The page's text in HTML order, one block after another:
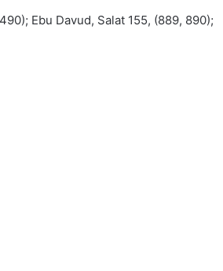
Ebu Davud, Salat 155, (889, 890);